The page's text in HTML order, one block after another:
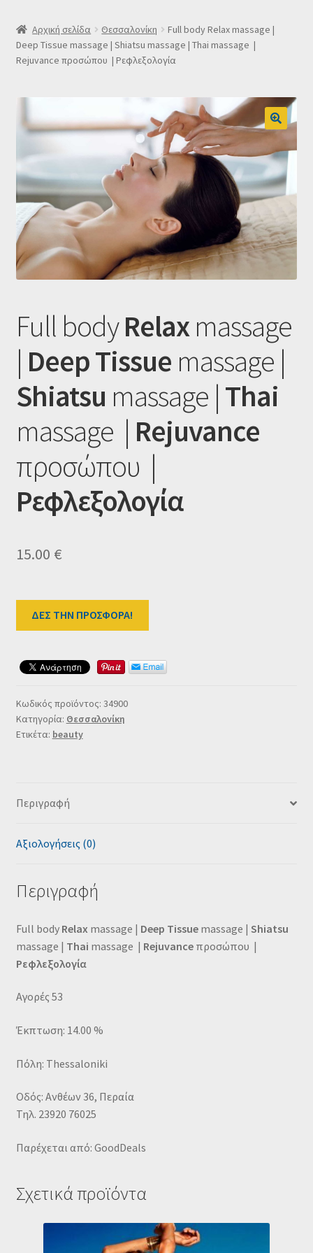
SLIDER
Subscription Settings
Δελτίο νέων
Επιβεβαίωση εγγραφής στο Newsletter του Dealistas.gr
Επικοινωνία
Καλάθι
Κατάστημα
Ταμείο
HOME
Αρχική σελίδα Θεσσαλονίκη
Full body Relax massage |
Deep Tissue massage | Shiatsu massage | Thai massage |
Rejuvance προσώπου | Ρεφλεξολογία
Full bodyRelaxmassage
| Deep Tissue massage |
Shiatsu massage | Thai
massage | Rejuvance
προσώπου |
Ρεφλεξολογία
15.00 €
ΔΕΣ ΤΗΝ ΠΡΟΣΦΟΡΑ!
Κωδικός προϊόντος: 34900
Κατηγορία: Θεσσαλονίκη
Ετικέτα: beauty
Περιγραφή
Αξιολογήσεις (0)
Περιγραφή
Full bodyRelax massage | Deep Tissuemassage | Shiatsu
massage | Thai massage | Rejuvanceπροσώπου |
Ρεφλεξολογία
Αγορές 53
Έκπτωση: 14.00 %
Πόλη: Thessaloniki
Οδός: Ανθέων 36, Περαία
Τηλ. 23920 76025
Παρέχεται από: GoodDeals
Σχετικά προϊόντα